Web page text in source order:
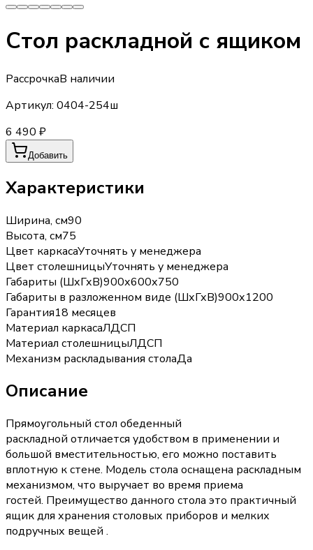
Стол раскладной с ящиком
РассрочкаВ наличии
Артикул: 0404-254ш
6 490 ₽
Добавить
Характеристики
Ширина, см90
Высота, см75
Цвет каркасаУточнять у менеджера
Цвет столешницыУточнять у менеджера
Габариты (ШхГхВ)900х600х750
Габариты в разложенном виде (ШхГхВ)900х1200
Гарантия18 месяцев
Материал каркасаЛДСП
Материал столешницыЛДСП
Механизм раскладывания столаДа
Описание
Прямоугольный стол обеденный
раскладной отличается удобством в применении и
большой вместительностью, его можно поставить
вплотную к стене. Модель стола оснащена раскладным
механизмом, что выручает во время приема
гостей. Преимущество данного стола это практичный
ящик для хранения столовых приборов и мелких
подручных вещей .